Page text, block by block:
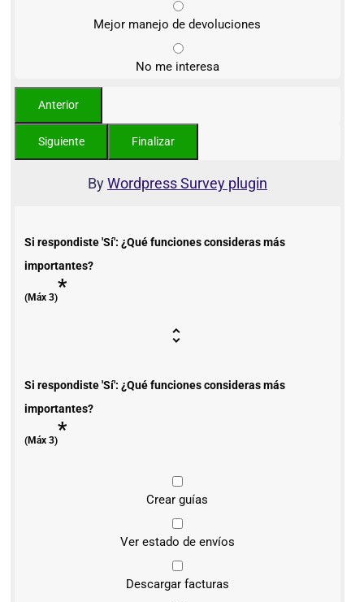
Mejor manejo de devoluciones
No me interesa
ByWordpress Survey plugin
Si respondiste 'Sí': ¿Qué funciones consideras más
importantes?
(Máx 3)*
Si respondiste 'Sí': ¿Qué funciones consideras más
importantes?
(Máx 3)*
Crear guías
Ver estado de envíos
Descargar facturas